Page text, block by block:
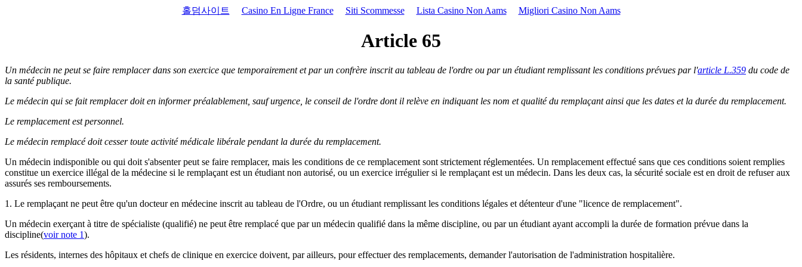
홀덤사이트 Casino En Ligne France Siti Scommesse Lista Casino Non Aams Migliori Casino Non Aams
Article 65
Un médecin ne peut se faire remplacer dans son exercice que temporairement et par un confrère inscrit au tableau de l'ordre ou par un étudiant remplissant les conditions prévues par l'article L.359 du code de
la santé publique.
Le médecin qui se fait remplacer doit en informer préalablement, sauf urgence, le conseil de l'ordre dont il relève en indiquant les nom et qualité du remplaçant ainsi que les dates et la durée du remplacement.
Le remplacement est personnel.
Le médecin remplacé doit cesser toute activité médicale libérale pendant la durée du remplacement.
Un médecin indisponible ou qui doit s'absenter peut se faire remplacer, mais les conditions de ce remplacement sont strictement réglementées. Un remplacement effectué sans que ces conditions soient remplies
constitue un exercice illégal de la médecine si le remplaçant est un étudiant non autorisé, ou un exercice irrégulier si le remplaçant est un médecin. Dans les deux cas, la sécurité sociale est en droit de refuser aux
assurés ses remboursements.
1. Le remplaçant ne peut être qu'un docteur en médecine inscrit au tableau de l'Ordre, ou un étudiant remplissant les conditions légales et détenteur d'une "licence de remplacement".
Un médecin exerçant à titre de spécialiste (qualifié) ne peut être remplacé que par un médecin qualifié dans la même discipline, ou par un étudiant ayant accompli la durée de formation prévue dans la
discipline(voir note 1).
Les résidents, internes des hôpitaux et chefs de clinique en exercice doivent, par ailleurs, pour effectuer des remplacements, demander l'autorisation de l'administration hospitalière.